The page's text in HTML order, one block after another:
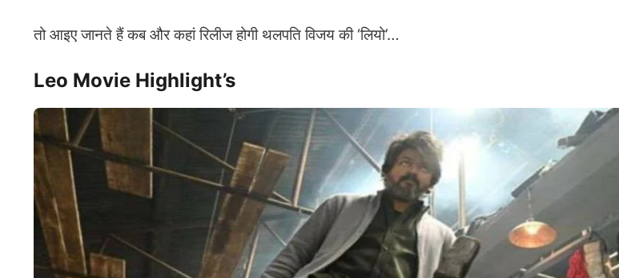
तो आइए जानते हैं कब और कहां रिलीज होगी थलपति विजय की ‘लियो’…
Leo Movie Highlight’s